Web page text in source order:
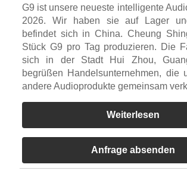
G9 ist unsere neueste intelligente
2026. Wir haben sie auf Lager
befindet sich in China. Cheung
Stück G9 pro Tag produzieren. Die
sich in der Stadt Hui Zhou,
begrüßen Handelsunternehmen, die
andere Audioprodukte gemeinsam
Weiterlesen
Anfrage absenden